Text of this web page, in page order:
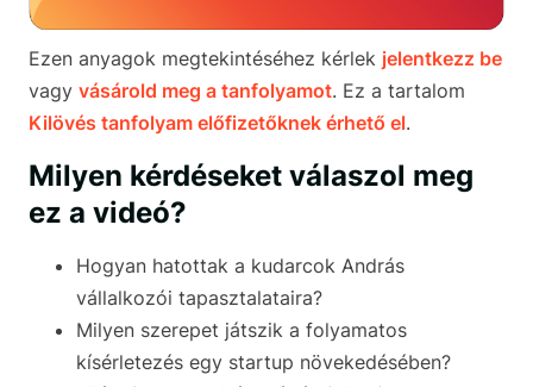
Ezen anyagok megtekintéséhez kérlek jelentkezz be
vagy vásárold meg a tanfolyamot. Ez a tartalom
Kilövés tanfolyam előfizetőknek érhető el.
Milyen kérdéseket válaszol meg
ez a videó?
Hogyan hatottak a kudarcok András
vállalkozói tapasztalataira?
Milyen szerepet játszik a folyamatos
kísérletezés egy startup növekedésében?